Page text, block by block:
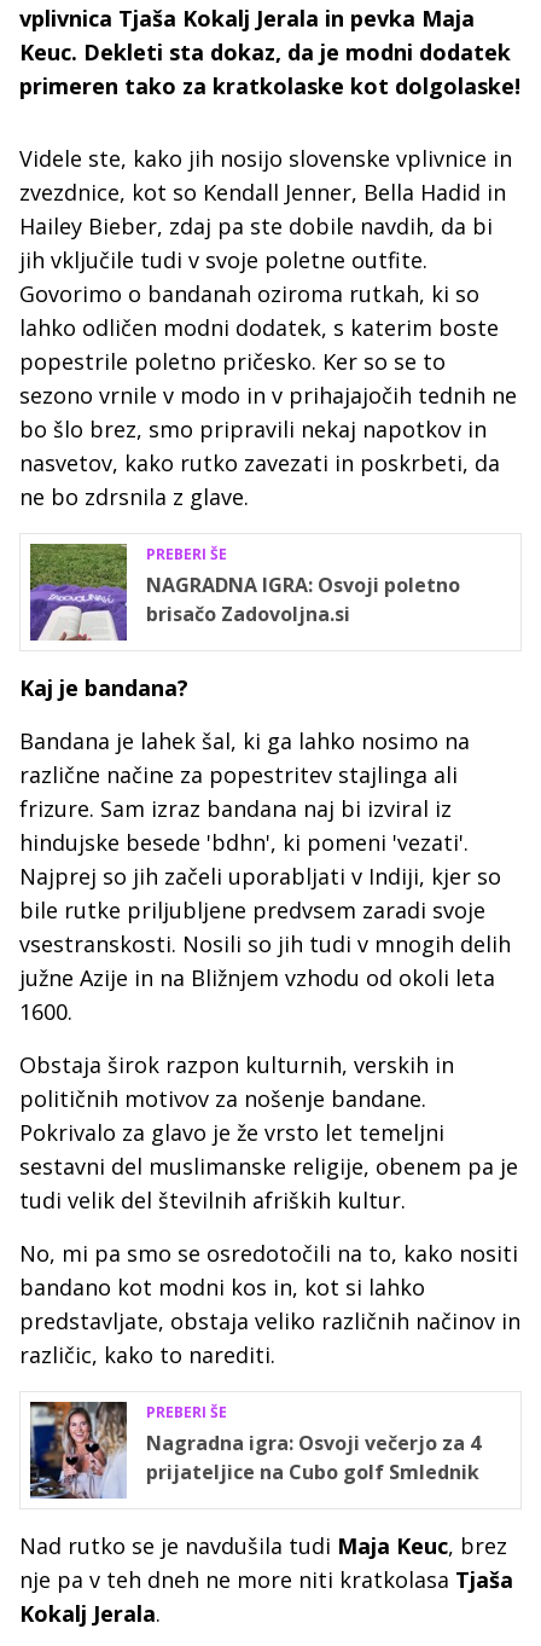
vplivnica Tjaša Kokalj Jerala in pevka Maja
Keuc. Dekleti sta dokaz, da je modni dodatek
primeren tako za kratkolaske kot dolgolaske!
Videle ste, kako jih nosijo slovenske vplivnice in
zvezdnice, kot so Kendall Jenner, Bella Hadid in
Hailey Bieber, zdaj pa ste dobile navdih, da bi
jih vključile tudi v svoje poletne outfite.
Govorimo o bandanah oziroma rutkah, ki so
lahko odličen modni dodatek, s katerim boste
popestrile poletno pričesko. Ker so se to
sezono vrnile v modo in v prihajajočih tednih ne
bo šlo brez, smo pripravili nekaj napotkov in
nasvetov, kako rutko zavezati in poskrbeti, da
ne bo zdrsnila z glave.
PREBERI ŠE
NAGRADNA IGRA: Osvoji poletno
brisačo Zadovoljna.si
Kaj je bandana?
Bandana je lahek šal, ki ga lahko nosimo na
različne načine za popestritev stajlinga ali
frizure. Sam izraz bandana naj bi izviral iz
hindujske besede 'bdhn', ki pomeni 'vezati'.
Najprej so jih začeli uporabljati v Indiji, kjer so
bile rutke priljubljene predvsem zaradi svoje
vsestranskosti. Nosili so jih tudi v mnogih delih
južne Azije in na Bližnjem vzhodu od okoli leta
1600.
Obstaja širok razpon kulturnih, verskih in
političnih motivov za nošenje bandane.
Pokrivalo za glavo je že vrsto let temeljni
sestavni del muslimanske religije, obenem pa je
tudi velik del številnih afriških kultur.
No, mi pa smo se osredotočili na to, kako nositi
bandano kot modni kos in, kot si lahko
predstavljate, obstaja veliko različnih načinov in
različic, kako to narediti.
PREBERI ŠE
Nagradna igra: Osvoji večerjo za 4
prijateljice na Cubo golf Smlednik
Nad rutko se je navdušila tudi Maja Keuc, brez
nje pa v teh dneh ne more niti kratkolasa Tjaša
Kokalj Jerala.